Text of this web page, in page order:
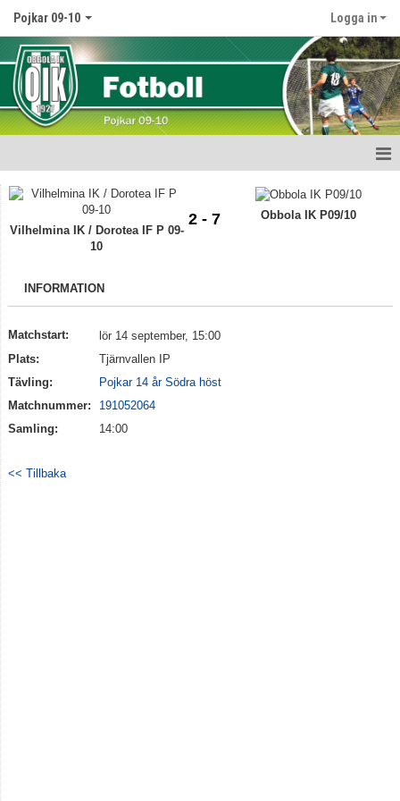
Pojkar 09-10 Logga in
Hem
Nyheter
Truppen
Bildgalleri
Vilhelmina IK / Dorotea IF P 09-
10
2 - 7 Obbola IK P09/10
INFORMATION
Matchstart:
lör 14 september, 15:00
Plats:
Tjärnvallen IP
Tävling:
Pojkar 14 år Södra höst
Matchnummer:
191052064
Samling:
14:00
<< Tillbaka